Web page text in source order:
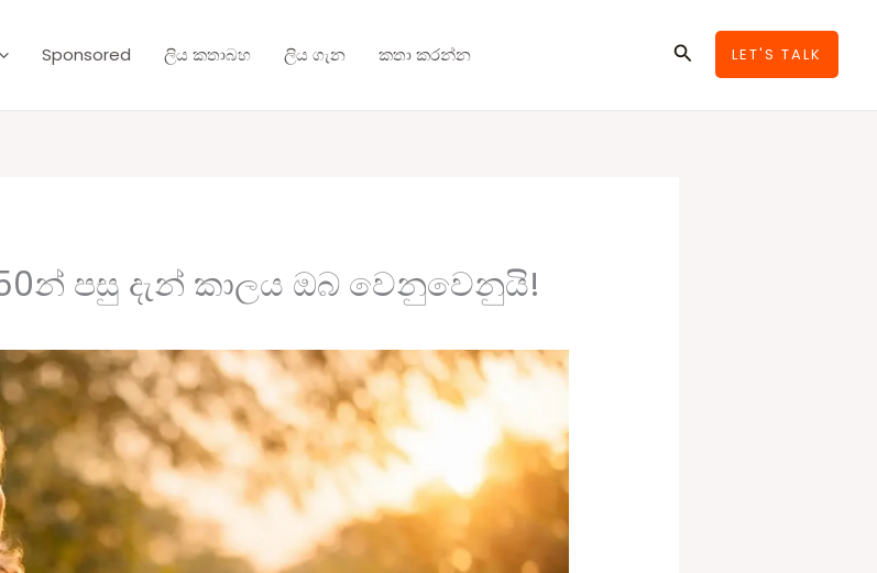
Sponsored ලිය කතාබහ ලිය ගැන කතා කරන්න SearchLET'S TALK
පසු දැන් කාලය ඔබ වෙනුවෙනුයි!